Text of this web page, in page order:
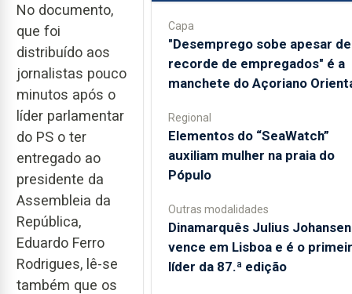
No documento,
que foi
distribuído aos
jornalistas pouco
minutos após o
líder parlamentar
do PS o ter
entregado ao
presidente da
Assembleia da
República,
Eduardo Ferro
Rodrigues, lê-se
também que os
Capa
"Desemprego sobe apesar de
recorde de empregados" é a
manchete do Açoriano
Regional
​Elementos do “SeaWatch”
auxiliam mulher na praia do
Pópulo
Outras modalidades
Dinamarquês Julius Johansen
vence em Lisboa e é o
líder da 87.ª edição